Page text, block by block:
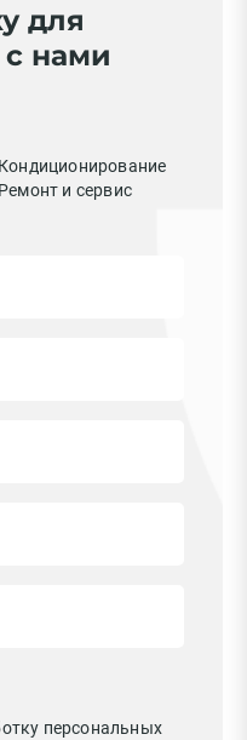
для
нами
Кондиционирование
Ремонт и сервис
персональных